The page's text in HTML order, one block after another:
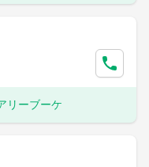
リーブーケ